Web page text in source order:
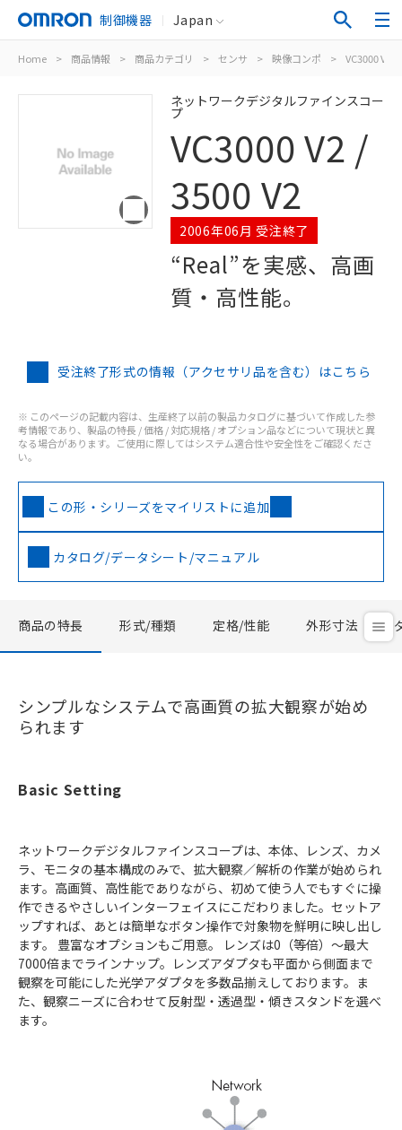
制御機器 Japan
Home > 商品情報 > 商品カテゴリ > センサ > 映像コンポ > VC3000 V2 /
ネットワークデジタルファインスコー
プ
VC3000 V2 /
3500 V2
2006年06月 受注終了
“Real”を実感、高画
質・高性能。
受注終了形式の情報（アクセサリ品を含む）はこちら
※ このページの記載内容は、生産終了以前の製品カタログに基づいて作成した参
考情報であり、製品の特長 / 価格 / 対応規格 / オプション品などについて現状と異
なる場合があります。ご使用に際してはシステム適合性や安全性をご確認くださ
い。
この形・シリーズをマイリストに追加
カタログ/データシート/マニュアル
商品の特長 形式/種類 定格/性能 外形寸法
シンプルなシステムで高画質の拡大観察が始め
られます
Basic Setting
ネットワークデジタルファインスコープは、本体、レンズ、カメ
ラ、モニタの基本構成のみで、拡大観察／解析の作業が始められ
ます。高画質、高性能でありながら、初めて使う人でもすぐに操
作できるやさしいインターフェイスにこだわりました。セットア
ップすれば、あとは簡単なボタン操作で対象物を鮮明に映し出し
ます。 豊富なオプションもご用意。 レンズは0（等倍）～最大
7000倍までラインナップ。レンズアダプタも平面から側面まで
観察を可能にした光学アダプタを多数品揃えしております。ま
た、観察ニーズに合わせて反射型・透過型・傾きスタンドを選べ
ます。